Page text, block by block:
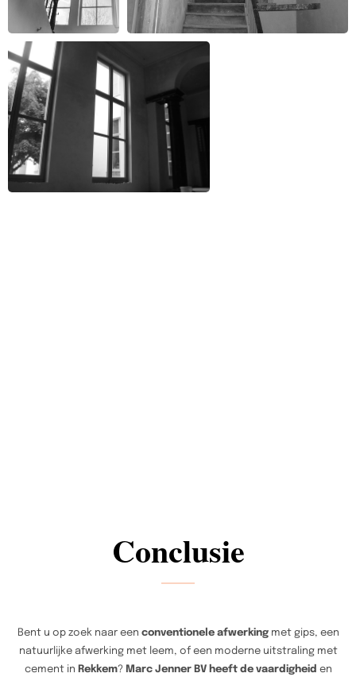
Conclusie
Bent u op zoek naar een conventionele afwerkingmet gips, een
natuurlijke afwerking met leem, of een moderne uitstraling met
cement in Rekkem? Marc Jenner BV heeft de vaardigheid en